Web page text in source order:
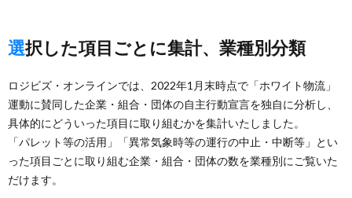
選択した項目ごとに集計、業種別分類
ロジビズ・オンラインでは、2022年1月末時点で「ホワイト物流」
運動に賛同した企業・組合・団体の自主行動宣言を独自に分析し、
具体的にどういった項目に取り組むかを集計いたしました。
「パレット等の活用」「異常気象時等の運行の中止・中断等」とい
った項目ごとに取り組む企業・組合・団体の数を業種別にご覧いた
だけます。